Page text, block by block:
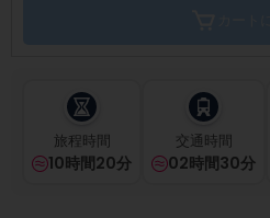
question
旅程時間
10時間20分
交通時間
02時間30分